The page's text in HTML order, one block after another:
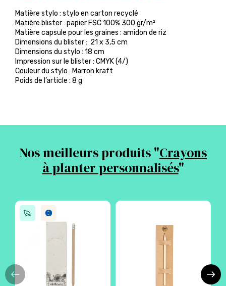
Matière stylo : stylo en carton recyclé
Matière blister : papier FSC 100% 300 gr/m²
Matière capsule pour les graines : amidon de riz
Dimensions du blister : 21 x 3,5 cm
Dimensions du stylo : 18 cm
Impression sur le blister : CMYK (4/)
Couleur du stylo : Marron kraft
Poids de l’article : 8 g
Nos meilleurs produits "Crayons
à planter personnalisés"